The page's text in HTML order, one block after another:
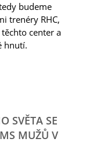
budeme
trenéry RHC,
center a
hnutí.
SVĚTA SE
MUŽŮ V